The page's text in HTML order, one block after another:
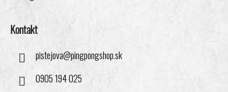
Kontakt
pistejova@pingpongshop.sk
0905 194 025